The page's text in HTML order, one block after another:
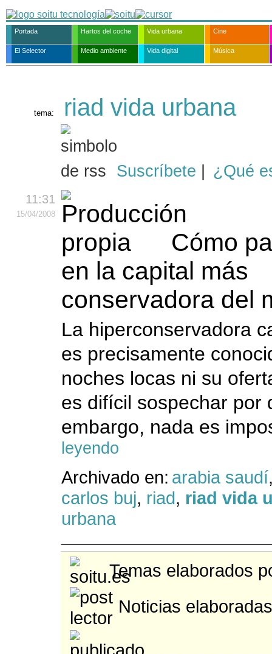
Portada Hartos del coche Vida urbana Cine
El Selector Medio ambiente Vida digital Música
tema: riad vida urbana
Suscríbete ¿Qué
11:31
15/04/2008
Cómo
en la capital más
conservadora del
La hiperconservadora
es precisamente
noches locas ni su
es difícil sospechar por
embargo, nada es
leyendo
Archivado en: arabia saudí
carlos buj, riad, riad vida
urbana
Temas elaborados
Noticias